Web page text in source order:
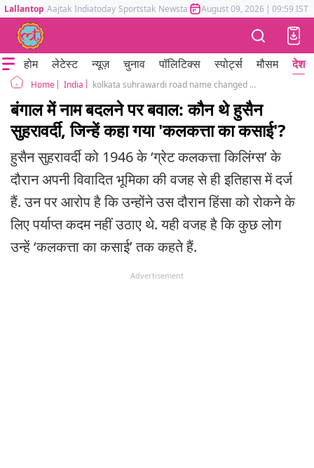
Lallantop Aajtak Indiatoday Sportstak Newstak Mumbai Tak Astrotak
August 09, 2026 | 09:59 IST
होम लेटेस्ट न्यूज़ चुनाव पॉलिटिक्स स्पोर्ट्स मौसम देश
Home India kolkata suhrawardi road name changed to gopal mukherjee road bengal politics
बंगाल में नाम बदलने पर बवाल: कौन थे हुसैन
सुहरावर्दी, जिन्हें कहा गया 'कलकत्ता का कसाई'?
हुसैन सुहरावर्दी को 1946 के ‘ग्रेट कलकत्ता किलिंग्स’ के
दौरान अपनी विवादित भूमिका की वजह से ही इतिहास में दर्ज
हैं. उन पर आरोप है कि उन्होंने उस दौरान हिंसा को रोकने के
लिए पर्याप्त कदम नहीं उठाए थे. यही वजह है कि कुछ लोग
उन्हें ‘कलकत्ता का कसाई’ तक कहते हैं.
Advertisement